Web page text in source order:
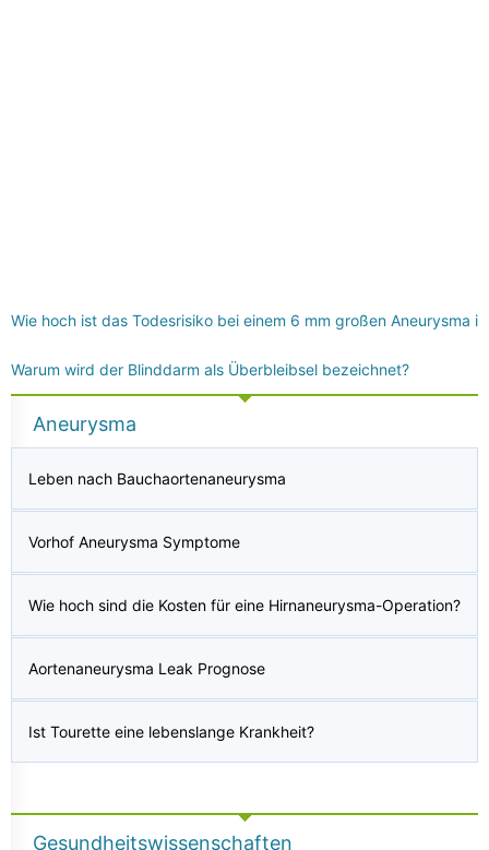
Wie hoch ist das Todesrisiko bei einem 6 mm großen Aneurysma
Warum wird der Blinddarm als Überbleibsel bezeichnet?
Aneurysma
Leben nach Bauchaortenaneurysma
Vorhof Aneurysma Symptome
Wie hoch sind die Kosten für eine Hirnaneurysma-Operation?
Aortenaneurysma Leak Prognose
Ist Tourette eine lebenslange Krankheit?
Gesundheitswissenschaften